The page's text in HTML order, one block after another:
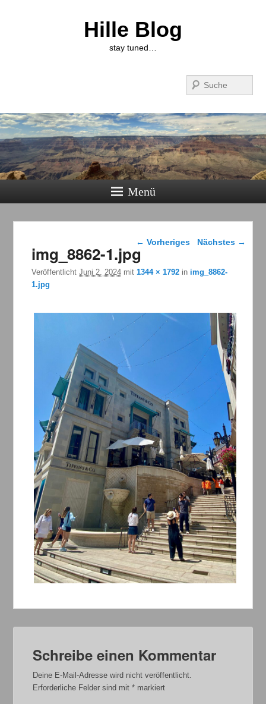
Hille Blog
stay tuned…
Menü
Bilder-Navigation
← Vorheriges Nächstes →
img_8862-1.jpg
VeröffentlichtJuni 2, 2024 mit1344 × 1792 in img_8862-
1.jpg
Schreibe einen Kommentar
Deine E-Mail-Adresse wird nicht veröffentlicht.
Erforderliche Felder sind mit* markiert